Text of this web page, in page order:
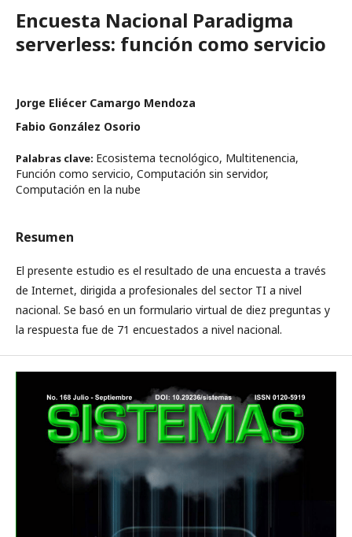
Encuesta Nacional Paradigma
serverless: función como servicio
Jorge Eliécer Camargo Mendoza
Fabio González Osorio
Palabras clave: Ecosistema tecnológico, Multitenencia,
Función como servicio, Computación sin servidor,
Computación en la nube
Resumen
El presente estudio es el resultado de una encuesta a través
de Internet, dirigida a profesionales del sector TI a nivel
nacional. Se basó en un formulario virtual de diez preguntas y
la respuesta fue de 71 encuestados a nivel nacional.